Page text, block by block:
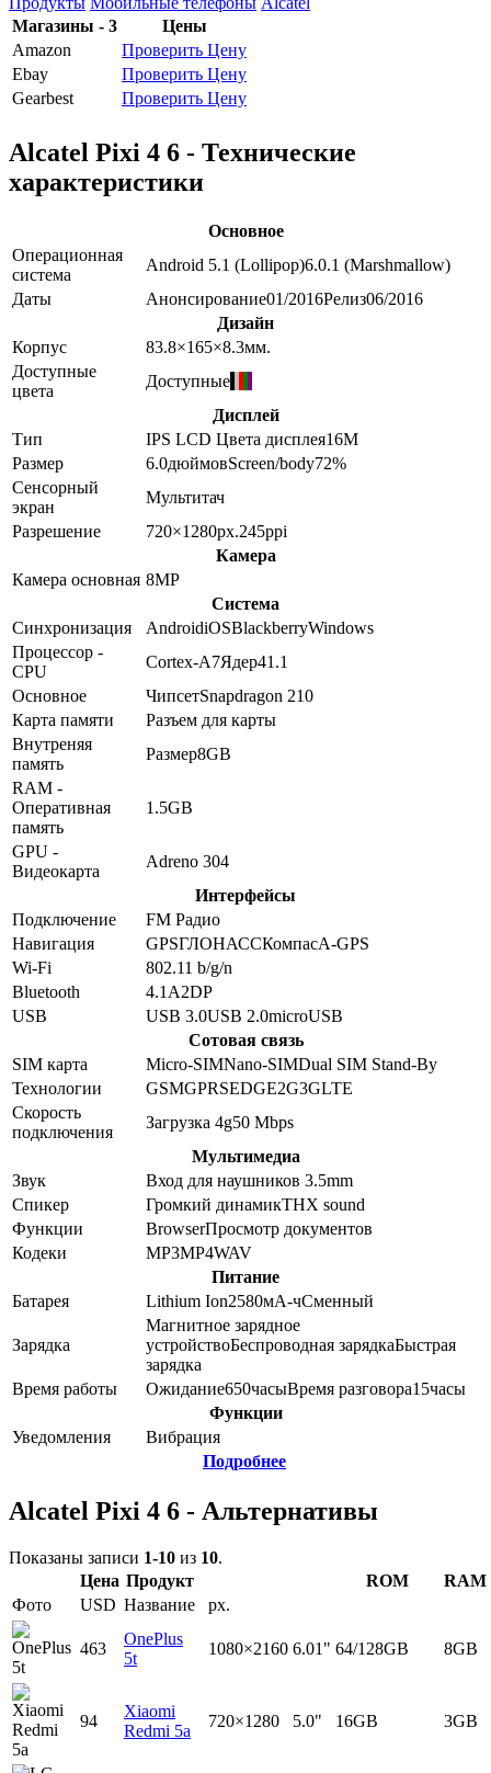
Магазины - 3
Цены
Amazon
Проверить Цену
Ebay
Проверить Цену
Gearbest
Проверить Цену
Alcatel Pixi 4 6 - Технические
характеристики
Основное
Операционная
система
Android 5.1 (Lollipop)6.0.1 (Marshmallow)
Даты
Анонсирование01/2016Релиз06/2016
Дизайн
Корпус
83.8×165×8.3мм.
Доступные
цвета
Доступные
Дисплей
Тип
IPS LCD Цвета дисплея16M
Размер
6.0дюймовScreen/body72%
Сенсорный
экран
Мультитач
Разрешение
720×1280px.245ppi
Камера
Камера основная 8MP
Система
Синхронизация
AndroidiOSBlackberryWindows
Процессор -
CPU
Cortex-A7Ядер41.1
Основное
ЧипсетSnapdragon 210
Карта памяти
Разъем для карты
Внутреняя
память
Размер8GB
RAM -
Оперативная
память
1.5GB
GPU -
Видеокарта
Adreno 304
Интерфейсы
Подключение
FM Радио
Навигация
GPSГЛОНАССКомпасA-GPS
Wi-Fi
802.11 b/g/n
Bluetooth
4.1A2DP
USB
USB 3.0USB 2.0microUSB
Сотовая связь
SIM карта
Micro-SIMNano-SIMDual SIM Stand-By
Технологии
GSMGPRSEDGE2G3GLTE
Скорость
подключения
Загрузка 4g50 Mbps
Мультимедиа
Звук
Вход для наушников 3.5mm
Спикер
Громкий динамикTHX sound
Функции
BrowserПросмотр документов
Кодеки
MP3MP4WAV
Питание
Батарея
Lithium Ion2580мА-чСменный
Зарядка
Магнитное зарядное
устройствоБеспроводная зарядкаБыстрая
зарядка
Время работы
Ожидание650часыВремя разговора15часы
Функции
Уведомления
Вибрация
Подробнее
Alcatel Pixi 4 6 - Альтернативы
Показаны записи 1-10 из 10.
Цена Продукт ROM
RAM
Фото
USD Название px.
463
OnePlus
5t
1080×2160 6.01" 64/128GB 8GB
94
Xiaomi
Redmi 5a
720×1280 5.0" 16GB 3GB